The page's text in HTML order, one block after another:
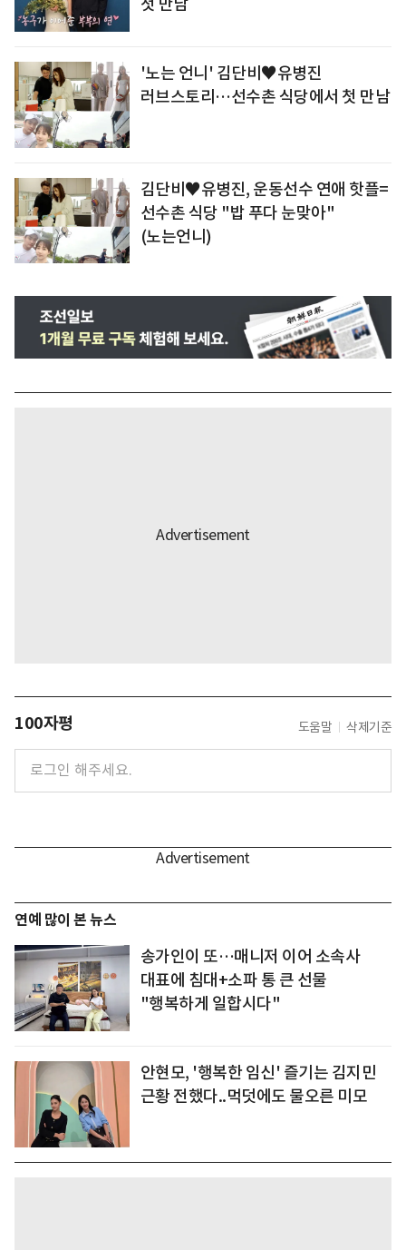
'노는 언니' 김단비♥유병진
러브스토리…선수촌 식당에서 첫 만남
김단비♥유병진, 운동선수 연애 핫플=
선수촌 식당 "밥 푸다 눈맞아"
(노는언니)
100자평 도움말 삭제기준
연예 많이 본 뉴스
송가인이 또…매니저 이어 소속사
대표에 침대+소파 통 큰 선물
"행복하게 일합시다"
안현모, '행복한 임신' 즐기는 김지민
근황 전했다..먹덧에도 물오른 미모